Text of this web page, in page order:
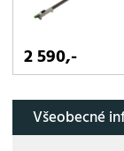
2 590,-
Všeobecné